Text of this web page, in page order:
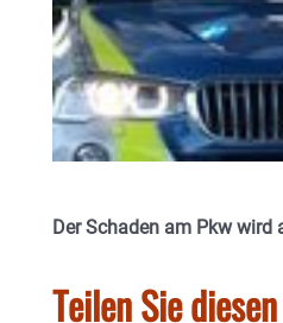
Der Schaden am Pkw wird
Teilen Sie